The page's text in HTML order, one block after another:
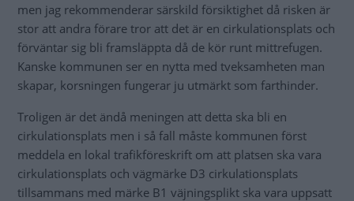
men jag rekommenderar särskild försiktighet då risken är
stor att andra förare tror att det är en cirkulationsplats och
förväntar sig bli framsläppta då de kör runt mittrefugen.
Kanske kommunen ser en nytta med tveksamheten man
skapar, korsningen fungerar ju utmärkt som farthinder.
Troligen är det ändå meningen att detta ska bli en
cirkulationsplats men i så fall måste kommunen först
meddela en lokal trafikföreskrift om att platsen ska vara
cirkulationsplats och vägmärke D3 cirkulationsplats
tillsammans med märke B1 väjningsplikt ska vara uppsatt